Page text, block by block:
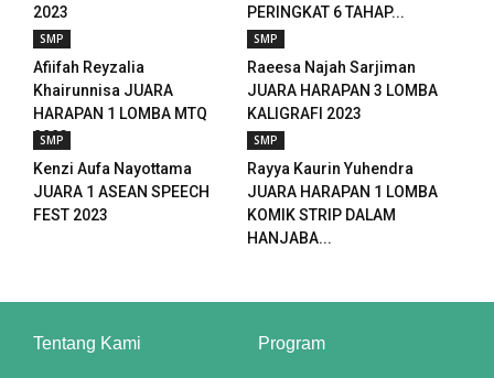
2023
PERINGKAT 6 TAHAP...
SMP
Afiifah Reyzalia
Khairunnisa JUARA
HARAPAN 1 LOMBA MTQ
2023
SMP
Raeesa Najah Sarjiman
JUARA HARAPAN 3 LOMBA
KALIGRAFI 2023
SMP
Kenzi Aufa Nayottama
JUARA 1 ASEAN SPEECH
FEST 2023
SMP
Rayya Kaurin Yuhendra
JUARA HARAPAN 1 LOMBA
KOMIK STRIP DALAM
HANJABA...
Tentang Kami Program